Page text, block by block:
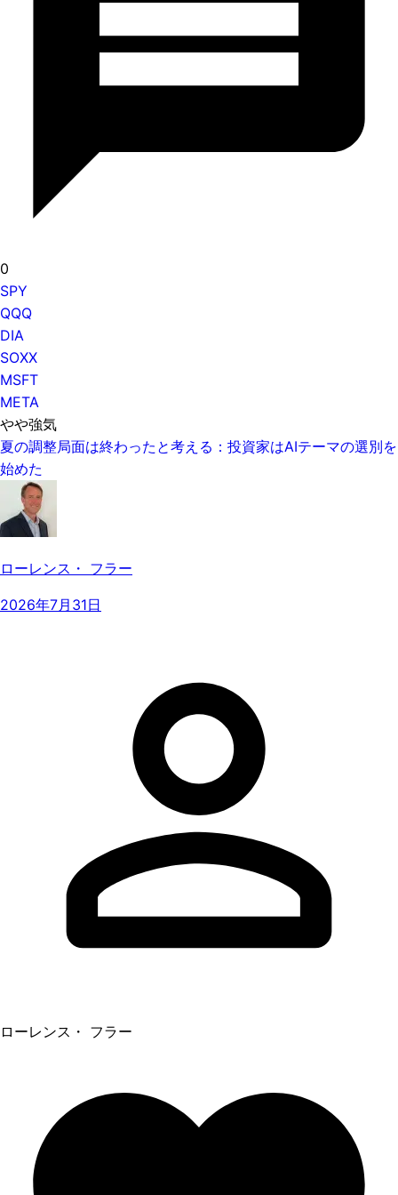
0
SPY
QQQ
DIA
SOXX
MSFT
META
やや強気
夏の調整局面は終わったと考える：投資家はAIテーマの選別を
始めた
ローレンス・ フラー
2026年7月31日
ローレンス・ フラー